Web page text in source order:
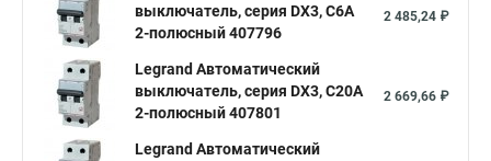
выключатель, серия DX3, С6A
2-полюсный 407796
2 485,24 ₽
Legrand Автоматический
выключатель, серия DX3, С20A
2-полюсный 407801
2 669,66 ₽
Legrand Автоматический